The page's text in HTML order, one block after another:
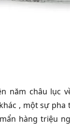
năm châu lục
, một sự
hàng triệu